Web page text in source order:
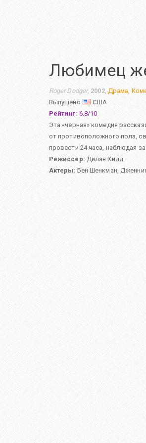
Любимец
Roger Dodger, 2002, Драма,
Выпущено
США
Рейтинг: 6.8/10
Эта «черная» комедия
от противоположного пола,
провести 24 часа, наблюдая
Режиссер: Дилан Кидд
Актеры: Бен Шенкман,